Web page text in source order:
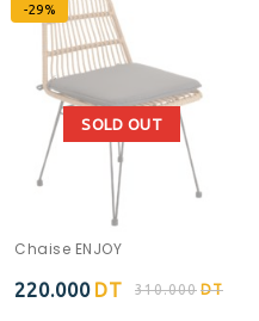
SOLD OUT
-29%
Chaise ENJOY
310.000 DT
220.000 DT